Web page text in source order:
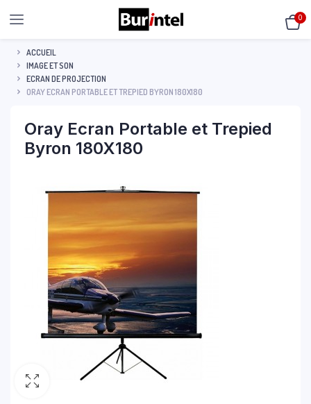
0
ACCUEIL
IMAGE ET SON
ECRAN DE PROJECTION
ORAY ECRAN PORTABLE ET TREPIED BYRON 180X180
Oray Ecran Portable et Trepied
Byron 180X180